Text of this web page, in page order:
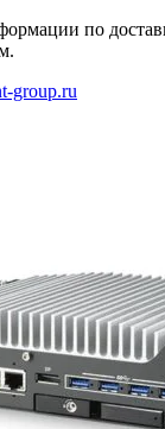
по
group.ru